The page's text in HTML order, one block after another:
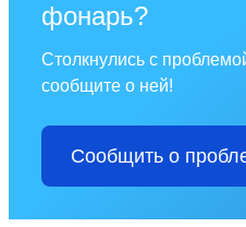
фонарь?
Столкнулись с
сообщите о ней!
Сообщить о